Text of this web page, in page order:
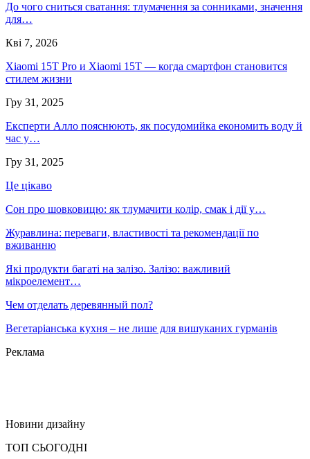
До чого сниться сватання: тлумачення за сонниками, значення
для…
Кві 7, 2026
Xiaomi 15T Pro и Xiaomi 15T — когда смартфон становится
стилем жизни
Гру 31, 2025
Експерти Алло пояснюють, як посудомийка економить воду й
час у…
Гру 31, 2025
Це цікаво
Сон про шовковицю: як тлумачити колір, смак і дії у…
Журавлина: переваги, властивості та рекомендації по
вживанню
Які продукти багаті на залізо. Залізо: важливий
мікроелемент…
Чем отделать деревянный пол?
Вегетаріанська кухня – не лише для вишуканих гурманів
Реклама
Новини дизайну
ТОП СЬОГОДНІ